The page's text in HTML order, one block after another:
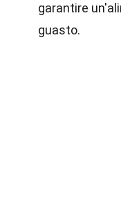
garantire
guasto.